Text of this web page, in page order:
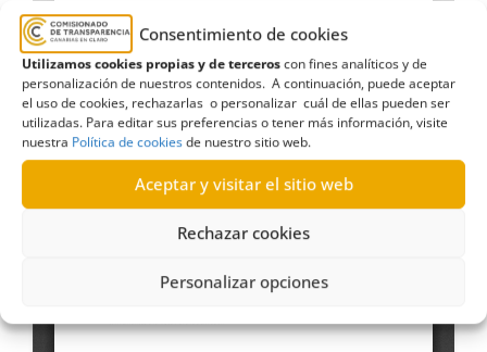
Consentimiento de cookies
Utilizamos cookies propias y de terceroscon fines analíticos y de
personalización de nuestros contenidos. A continuación, puede aceptar
el uso de cookies, rechazarlas o personalizar cuál de ellas pueden ser
utilizadas. Para editar sus preferencias o tener más información, visite
nuestra Política de cookiesde nuestro sitio web.
Aceptar y visitar el sitio web
Rechazar cookies
Personalizar opciones